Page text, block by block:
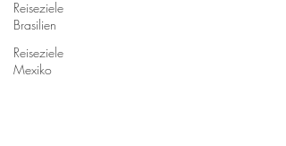
Reiseziele
Brasilien
Reiseziele
Mexiko